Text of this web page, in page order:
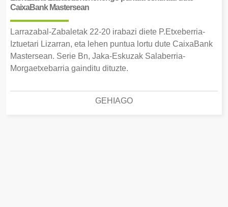
CaixaBank Mastersean
Larrazabal-Zabaletak 22-20 irabazi diete P.Etxeberria-
Iztuetari Lizarran, eta lehen puntua lortu dute CaixaBank
Mastersean. Serie Bn, Jaka-Eskuzak Salaberria-
Morgaetxebarria gainditu dituzte.
GEHIAGO